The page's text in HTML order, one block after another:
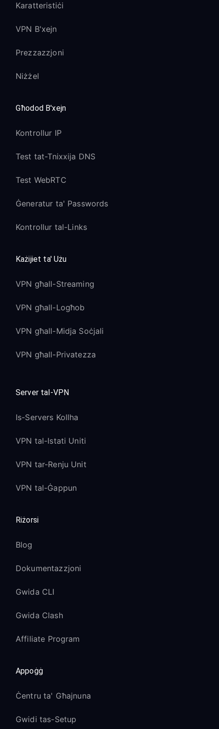
Karatteristiċi
VPN B'xejn
Prezzazzjoni
Niżżel
Għodod B'xejn
Kontrollur IP
Test tat-Tnixxija DNS
Test WebRTC
Ġeneratur ta' Passwords
Kontrollur tal-Links
Każijiet ta' Użu
VPN għall-Streaming
VPN għall-Logħob
VPN għall-Midja Soċjali
VPN għall-Privatezza
Server tal-VPN
Is-Servers Kollha
VPN tal-Istati Uniti
VPN tar-Renju Unit
VPN tal-Ġappun
Riżorsi
Blog
Dokumentazzjoni
Gwida CLI
Gwida Clash
Affiliate Program
Appoġġ
Ċentru ta' Għajnuna
Gwidi tas-Setup